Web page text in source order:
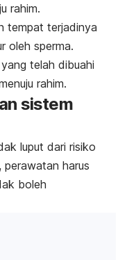
rahim.
tempat terjadinya
oleh sperma.
telah dibuahi
rahim.
sistem
luput dari risiko
harus
boleh